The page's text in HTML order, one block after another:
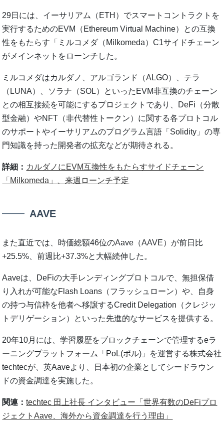
29日には、イーサリアム（ETH）でスマートコントラクトを
実行するためのEVM（Ethereum Virtual Machine）との互換
性をもたらす「ミルコメダ（Milkomeda）C1サイドチェーン
がメインネットをローンチした。
ミルコメダはカルダノ、アルゴランド（ALGO）、テラ
（LUNA）、ソラナ（SOL）といったEVM非互換のチェーン
との相互接続を可能にするプロジェクトであり、DeFi（分散
型金融）やNFT（非代替性トークン）に関する各プロトコル
のサポートやイーサリアムのプログラム言語「Solidity」の専
門知識を持った開発者の拡充などが期待される。
詳細： カルダノにEVM互換性をもたらすサイドチェーン
「Milkomeda」、来週ローンチ予定
AAVE
また直近では、時価総額46位のAave（AAVE）が前日比
+25.5%、前週比+37.3%と大幅続伸した。
Aaveは、DeFiの大手レンディングプロトコルで、無担保借
り入れが可能なFlash Loans（フラッシュローン）や、自身
の持つ与信枠を他者へ移譲するCredit Delegation（クレジッ
トデリゲーション）といった先進的なサービスを提供する。
20年10月には、学習履歴をブロックチェーンで管理するeラ
ーニングプラットフォーム「PoL(ポル)」を運営する株式会社
techtecが、英Aaveより、日本初の企業としてシードラウン
ドの資金調達を実施した。
関連：techtec 田上社長 インタビュー「世界有数のDeFiプロ
ジェクトAave、海外から資金調達を行う理由」